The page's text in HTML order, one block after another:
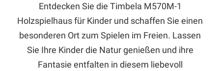
Entdecken Sie die Timbela M570M-1
Holzspielhaus für Kinder und schaffen Sie einen
besonderen Ort zum Spielen im Freien. Lassen
Sie Ihre Kinder die Natur genießen und ihre
Fantasie entfalten in diesem liebevoll